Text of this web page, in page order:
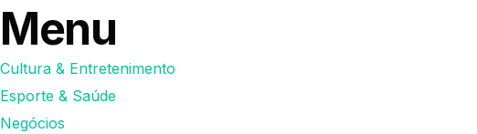
Menu
Cultura & Entretenimento
Esporte & Saúde
Negócios